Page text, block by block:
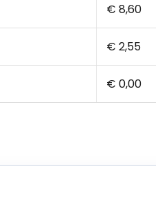
€ 8,60
€ 2,55
€ 0,00